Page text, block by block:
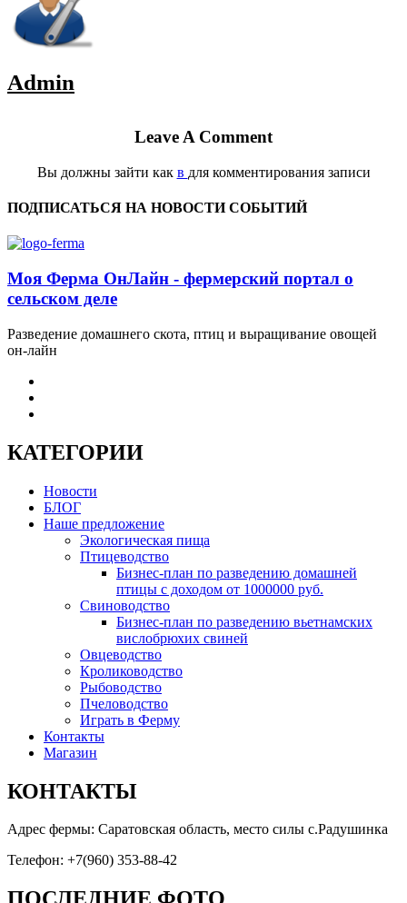
Admin
Leave A Comment
Вы должны зайти как в для комментирования записи
ПОДПИСАТЬСЯ НА НОВОСТИ СОБЫТИЙ
Моя Ферма ОнЛайн - фермерский портал о
сельском деле
Разведение домашнего скота, птиц и выращивание овощей
он-лайн
КАТЕГОРИИ
Новости
БЛОГ
Наше предложение
Экологическая пища
Птицеводство
Бизнес-план по разведению домашней
птицы с доходом от 1000000 руб.
Свиноводство
Бизнес-план по разведению вьетнамских
вислобрюхих свиней
Овцеводство
Кролиководство
Рыбоводство
Пчеловодство
Играть в Ферму
Контакты
Магазин
КОНТАКТЫ
Адрес фермы: Саратовская область, место силы с.Радушинка
Телефон: +7(960) 353-88-42